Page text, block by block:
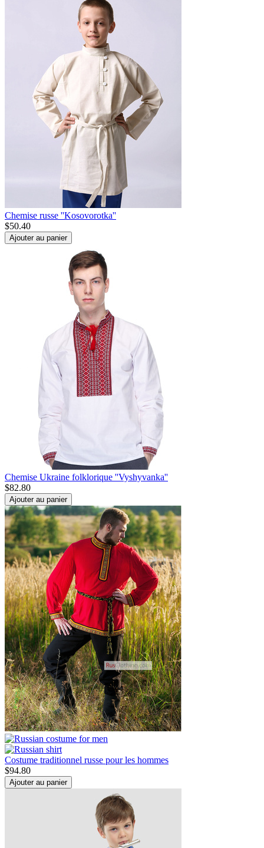
Chemise russe ''Kosovorotka''
$50.40
Ajouter au panier
Chemise Ukraine folklorique ''Vyshyvanka''
$82.80
Ajouter au panier
Costume traditionnel russe pour les hommes
$94.80
Ajouter au panier